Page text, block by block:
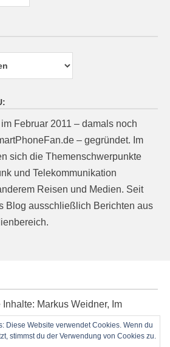
Februar 2011 – damals noch
– gegründet. Im
sich die Themenschwerpunkte
und Telekommunikation
Reisen und Medien. Seit
Blog ausschließlich Berichten aus
Markus Weidner, Im
Biebergemünd, E-Mail:
Diese Website verwendet Cookies. Wenn du
stimmst du der Verwendung von Cookies zu.